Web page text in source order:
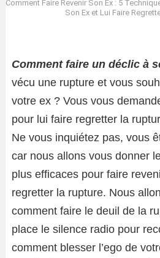
Comment Faire Revenir Son Ex : 5
Son Ex et Lui Faire
Comment faire un déclic à
vécu une rupture et vous
votre ex ? Vous vous
pour lui faire regretter la
Ne vous inquiétez pas, vous
car nous allons vous donner
plus efficaces pour faire
regretter la rupture. Nous
comment faire le deuil de la
place le silence radio pour
comment blesser l’ego de